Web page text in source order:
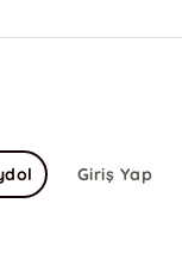
Giriş Yap